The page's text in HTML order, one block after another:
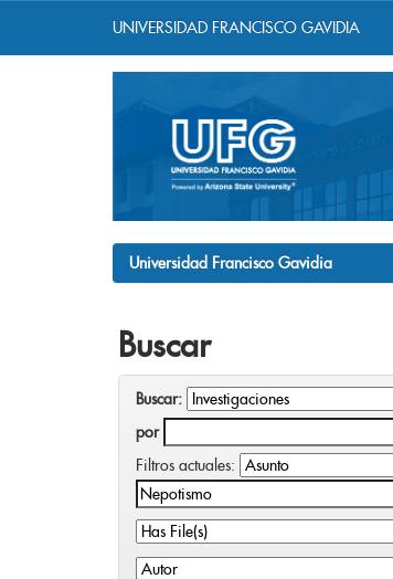
UNIVERSIDAD FRANCISCO GAVIDIA
Universidad Francisco Gavidia
Buscar
Buscar:
por
Filtros actuales: